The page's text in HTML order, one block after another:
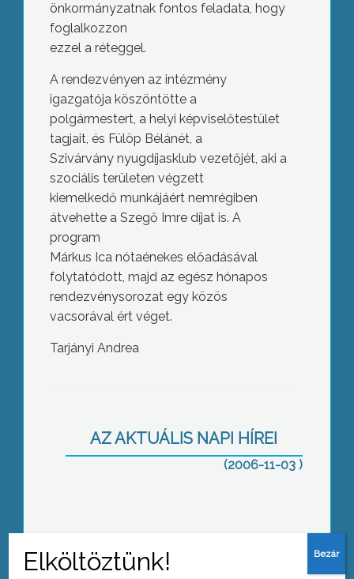
önkormányzatnak fontos feladata, hogy
foglalkozzon
ezzel a réteggel.
A rendezvényen az intézmény
igazgatója köszöntötte a
polgármestert, a helyi képviselőtestület
tagjait, és Fülöp Bélánét, a
Szivárvány nyugdíjasklub vezetőjét, aki a
szociális területen végzett
kiemelkedő munkájáért nemrégiben
átvehette a Szegő Imre díjat is. A
program
Márkus Ica nótaénekes előadásával
folytatódott, majd az egész hónapos
rendezvénysorozat egy közös
vacsorával ért véget.
Tarjányi Andrea
AZ AKTUÁLIS NAPI HÍREI
(2006-11-03 )